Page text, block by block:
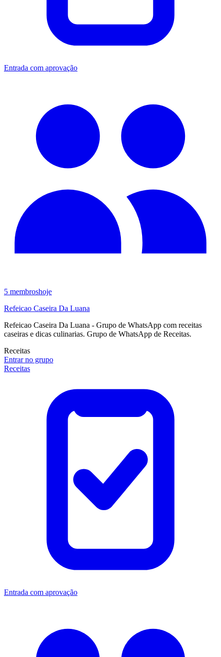
Entrada com aprovação
5 membroshoje
Refeicao Caseira Da Luana
Refeicao Caseira Da Luana - Grupo de WhatsApp com receitas
caseiras e dicas culinarias. Grupo de WhatsApp de Receitas.
Receitas
Entrar no grupo
Receitas
Entrada com aprovação